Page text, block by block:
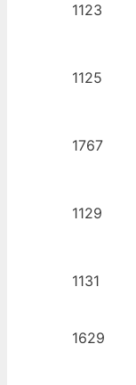
1123
1125
1767
1129
1131
1629